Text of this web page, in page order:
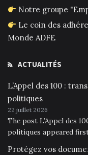
Notre groupe
Le coin des
Monde ADFE
ACTUALITÉS
L’Appel des 100 :
politiques
22 juillet 2026
The post L’Appel des
politiques appeared
Protégez vos